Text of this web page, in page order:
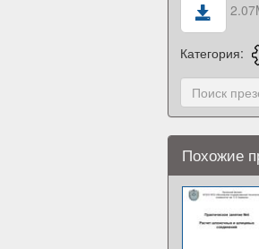
Категория:
Похожие